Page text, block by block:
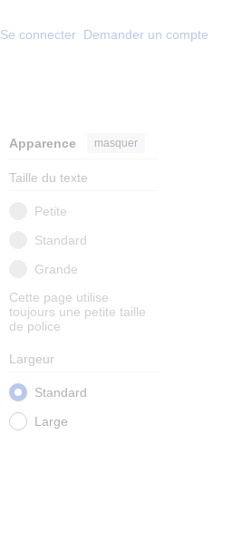
Se connecter Demander un compte
Apparence masquer
Taille du texte
Petite
Standard
Grande
Cette page utilise
toujours une petite taille
de police
Largeur
Standard
Large